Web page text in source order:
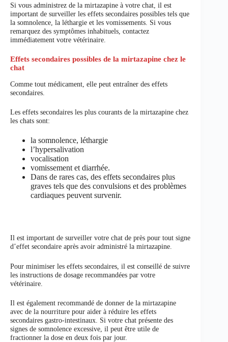
Si vous administrez de la mirtazapine à votre chat, il est
important de surveiller les effets secondaires possibles tels que
la somnolence, la léthargie et les vomissements. Si vous
remarquez des symptômes inhabituels, contactez
immédiatement votre vétérinaire.
Effets secondaires possibles de la mirtazapine chez le
chat
Comme tout médicament, elle peut entraîner des effets
secondaires.
Les effets secondaires les plus courants de la mirtazapine chez
les chats sont:
la somnolence, léthargie
l’hypersalivation
vocalisation
vomissement et diarrhée.
Dans de rares cas, des effets secondaires plus
graves tels que des convulsions et des problèmes
cardiaques peuvent survenir.
Il est important de surveiller votre chat de près pour tout signe
d’effet secondaire après avoir administré la mirtazapine.
Pour minimiser les effets secondaires, il est conseillé de suivre
les instructions de dosage recommandées par votre
vétérinaire.
Il est également recommandé de donner de la mirtazapine
avec de la nourriture pour aider à réduire les effets
secondaires gastro-intestinaux. Si votre chat présente des
signes de somnolence excessive, il peut être utile de
fractionner la dose en deux fois par jour.